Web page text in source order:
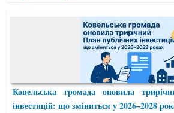
Ковельська громада оновила
інвестицій: що зміниться у 2026–2028